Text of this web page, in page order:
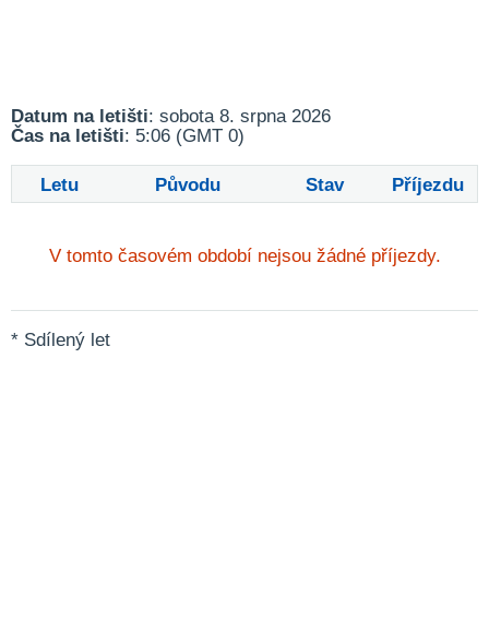
Datum na letišti: sobota 8. srpna 2026
Čas na letišti: 5:06 (GMT 0)
Letu Původu Stav Příjezdu
V tomto časovém období nejsou žádné příjezdy.
* Sdílený let